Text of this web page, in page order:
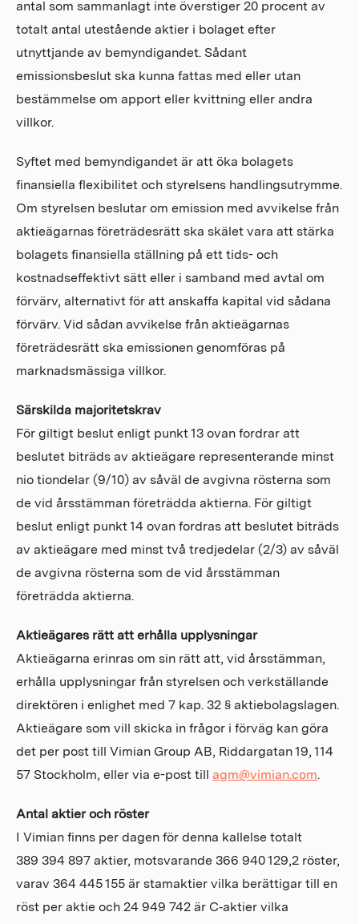
antal som sammanlagt inte överstiger 20 procent av
totalt antal utestående aktier i bolaget efter
utnyttjande av bemyndigandet. Sådant
emissionsbeslut ska kunna fattas med eller utan
bestämmelse om apport eller kvittning eller andra
villkor.
Syftet med bemyndigandet är att öka bolagets
finansiella flexibilitet och styrelsens handlingsutrymme.
Om styrelsen beslutar om emission med avvikelse från
aktieägarnas företrädesrätt ska skälet vara att stärka
bolagets finansiella ställning på ett tids- och
kostnadseffektivt sätt eller i samband med avtal om
förvärv, alternativt för att anskaffa kapital vid sådana
förvärv. Vid sådan avvikelse från aktieägarnas
företrädesrätt ska emissionen genomföras på
marknadsmässiga villkor.
Särskilda majoritetskrav
För giltigt beslut enligt punkt 13 ovan fordrar att
beslutet biträds av aktieägare representerande minst
nio tiondelar (9/10) av såväl de avgivna rösterna som
de vid årsstämman företrädda aktierna. För giltigt
beslut enligt punkt 14 ovan fordras att beslutet biträds
av aktieägare med minst två tredjedelar (2/3) av såväl
de avgivna rösterna som de vid årsstämman
företrädda aktierna.
Aktieägares rätt att erhålla upplysningar
Aktieägarna erinras om sin rätt att, vid årsstämman,
erhålla upplysningar från styrelsen och verkställande
direktören i enlighet med 7 kap. 32 § aktiebolagslagen.
Aktieägare som vill skicka in frågor i förväg kan göra
det per post till Vimian Group AB, Riddargatan 19, 114
57 Stockholm, eller via e-post till agm@vimian.com.
Antal aktier och röster
I Vimian finns per dagen för denna kallelse totalt
389 394 897 aktier, motsvarande 366 940 129,2 röster,
varav 364 445 155 är stamaktier vilka berättigar till en
röst per aktie och 24 949 742 är C‑aktier vilka